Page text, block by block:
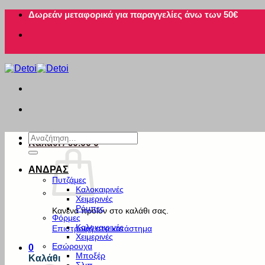
Μετάβαση
περιεχόμενο
Δωρεάν μεταφορικά για παραγγελίες άνω των 50€
Καλάθι /€0.00 0
Κανένα προϊόν στο καλάθι σας.
Επιστροφή στο κατάστημα
0
Καλάθι
Αναζήτηση
για:
ΑΝΔΡΑΣ
Πυτζάμες
Καλοκαιρινές
Χειμερινές
Ρόμπες
Φόρμες
Καλοκαιρινές
Χειμερινές
Εσώρουχα
Μποξέρ